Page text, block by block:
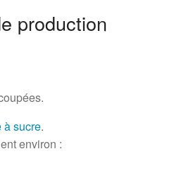
production
à sucre.
environ :